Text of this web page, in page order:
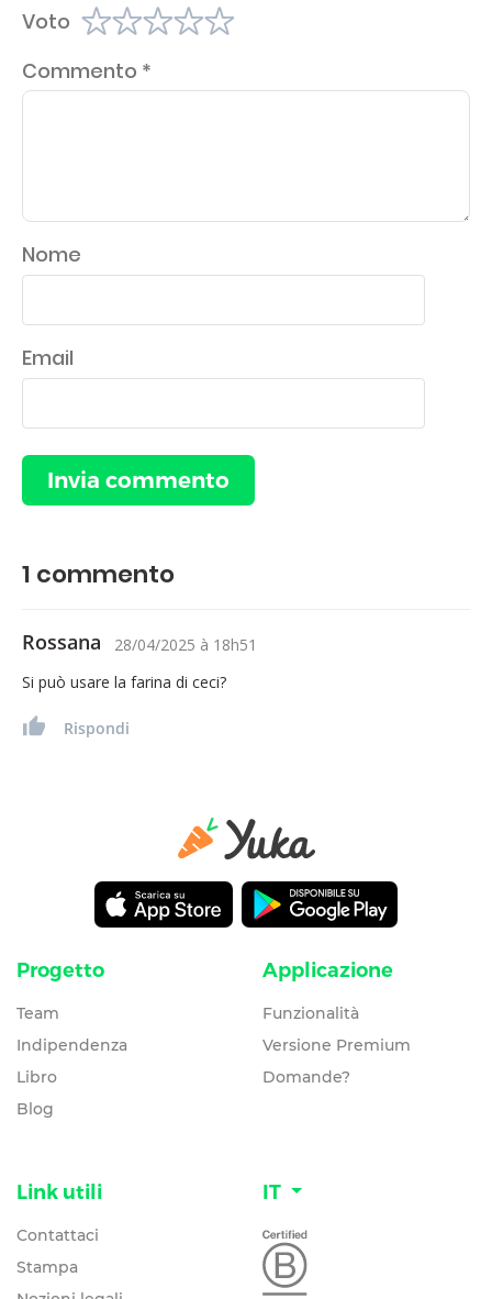
Voto
Commento *
Nome
Email
1 commento
Rossana 28/04/2025 à 18h51
Si può usare la farina di ceci?
Rispondi
Progetto
Team
Indipendenza
Libro
Blog
Applicazione
Funzionalità
Versione Premium
Domande?
Link utili
Contattaci
Stampa
IT